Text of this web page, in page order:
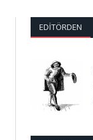
EDITÖRDEN